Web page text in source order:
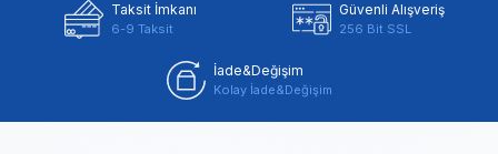
Taksit İmkanı
6-9 Taksit
Güvenli Alışveriş
256 Bit SSL
İade&Değişim
Kolay İade&Değişim